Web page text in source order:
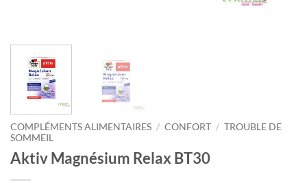
COMPLÉMENTS ALIMENTAIRES / CONFORT / TROUBLE DE
SOMMEIL
Aktiv Magnésium Relax BT30